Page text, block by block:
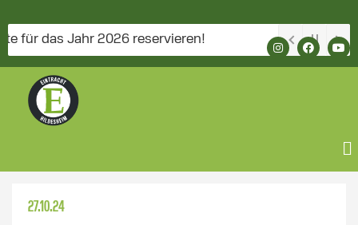
Jahr 2026 reservieren!
27.10.24